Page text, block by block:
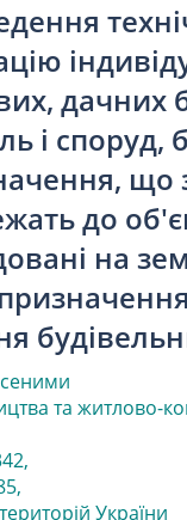
дачних
і споруд,
що
до
на
та житлово-
,
,
України